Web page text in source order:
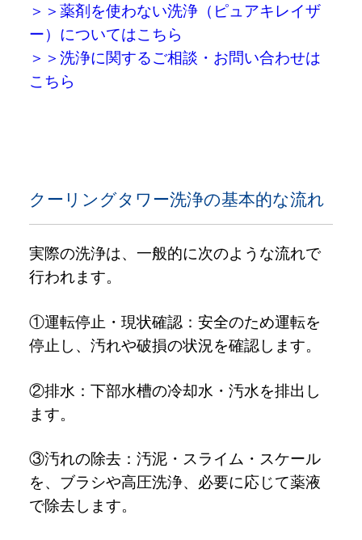
＞＞薬剤を使わない洗浄（ピュアキレイザ
ー）についてはこちら
＞＞洗浄に関するご相談・お問い合わせは
こちら
クーリングタワー洗浄の基本的な流れ
実際の洗浄は、一般的に次のような流れで
行われます。
①運転停止・現状確認：安全のため運転を
停止し、汚れや破損の状況を確認します。
②排水：下部水槽の冷却水・汚水を排出し
ます。
③汚れの除去：汚泥・スライム・スケール
を、ブラシや高圧洗浄、必要に応じて薬液
で除去します。